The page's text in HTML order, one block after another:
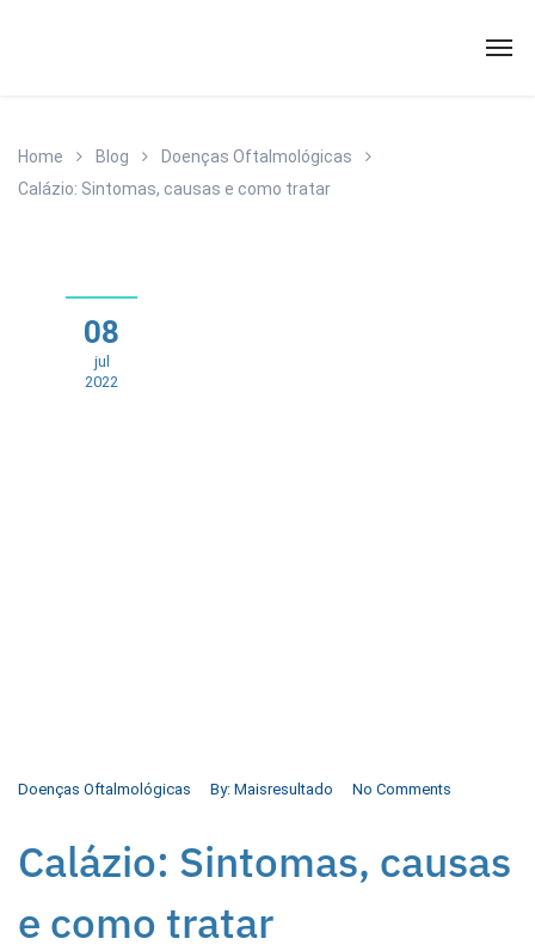
Home Blog
Doenças Oftalmológicas
Calázio: Sintomas, causas e como tratar
08
jul
2022
Doenças Oftalmológicas By: Maisresultado No Comments
Calázio: Sintomas, causas
e como tratar